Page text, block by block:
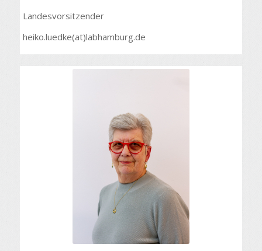
Landesvorsitzender
heiko.luedke(at)labhamburg.de